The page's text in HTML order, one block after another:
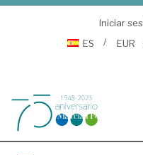
Iniciar
ES
EUR